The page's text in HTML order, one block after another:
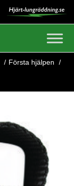
Första hjälpen